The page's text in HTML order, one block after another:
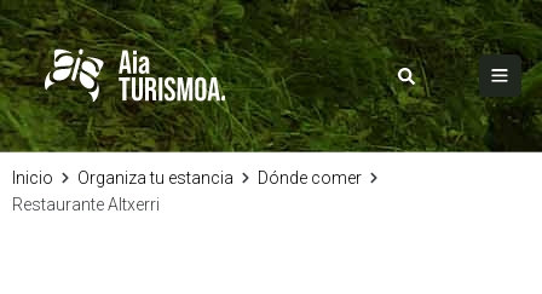
Inicio Organiza tu estancia
Dónde comer
Restaurante Altxerri